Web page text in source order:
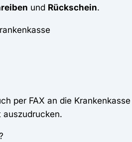
und Rückschein.
per FAX an die
auszudrucken.